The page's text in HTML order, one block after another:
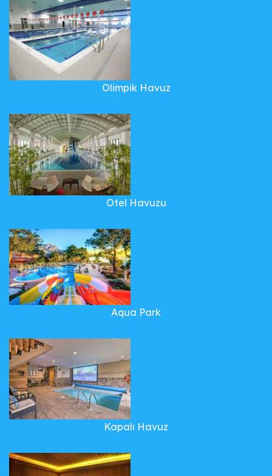
Olimpik Havuz
Otel Havuzu
Aqua Park
Kapalı Havuz